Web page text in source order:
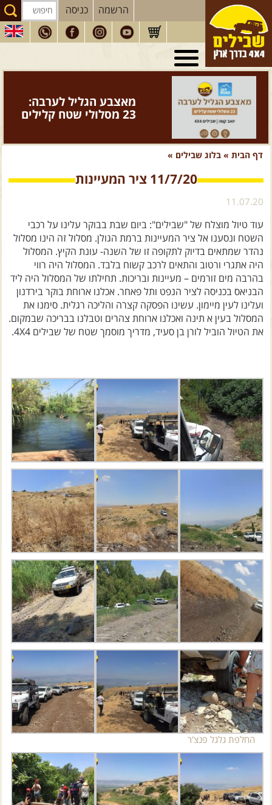
הרשמה כניסה
טיולי 4X4
בארץ
מסעות בעולם
טיוליםלרכב פנאי
הדרכותנהיגה
המדריכים שלנו
חנותשבילים
הירשמו לניוזלטר שבילים
הבלוג של יואב קווה
פודקאסט ג'יפאות
צרו קשר עם שבילים
אודות יואב קווה והאתר שבילים
מאצבע הגליל לערבה:
23 מסלולי שטח קלילים
דף הבית » בלוג שבילים »
11/7/20 ציר המעיינות
11.07.20
עוד טיול מוצלח של "שבילים": ביום שבת בבוקר עלינו על רכבי
השטח ונסענו אל ציר המעיינות ברמת הגולן. מסלול זה הינו מסלול
נהדר שמתאים בדיוק לתקופה זו של השנה- עונת הקיץ. המסלול
היה אתגרי ורטוב והתאים לרכב קשוח בלבד. המסלול היה רווי
בהרבה מים זורמים – מעיינות ובריכות. תחילתו של המסלול היה ליד
הבניאס בכניסה לציר הנפט ותל פאחר. אכלנו ארוחת בוקר בירדנון
ועלינו לעין מיימון. עשינו הפסקה קצרה והליכה רגלית. סימנו את
המסלול בעין א תינה ואכלנו ארוחת צהרים וטבלנו בבריכה שבמקום.
את הטיול הוביל לורן בן סעיד, מדריך מוסמך שטח של שבילים 4X4.
החלפת גלגל פנצ'ר